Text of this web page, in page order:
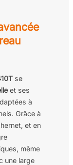
se
et ses
à
Grâce à
et en
même
une large